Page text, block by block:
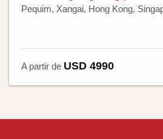
Pequim, Xangai, Hong Kong,
A partir de USD 4990